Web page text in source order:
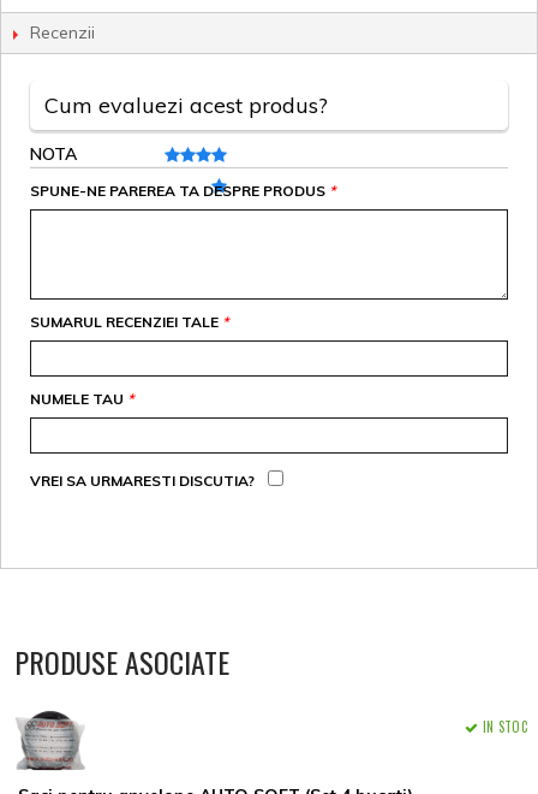
Recenzii
Cum evaluezi acest produs?
NOTA
*
SPUNE-NE PAREREA TA DESPRE PRODUS
*
SUMARUL RECENZIEI TALE
*
NUMELE TAU
VREI SA URMARESTI DISCUTIA?
PRODUSE ASOCIATE
IN STOC